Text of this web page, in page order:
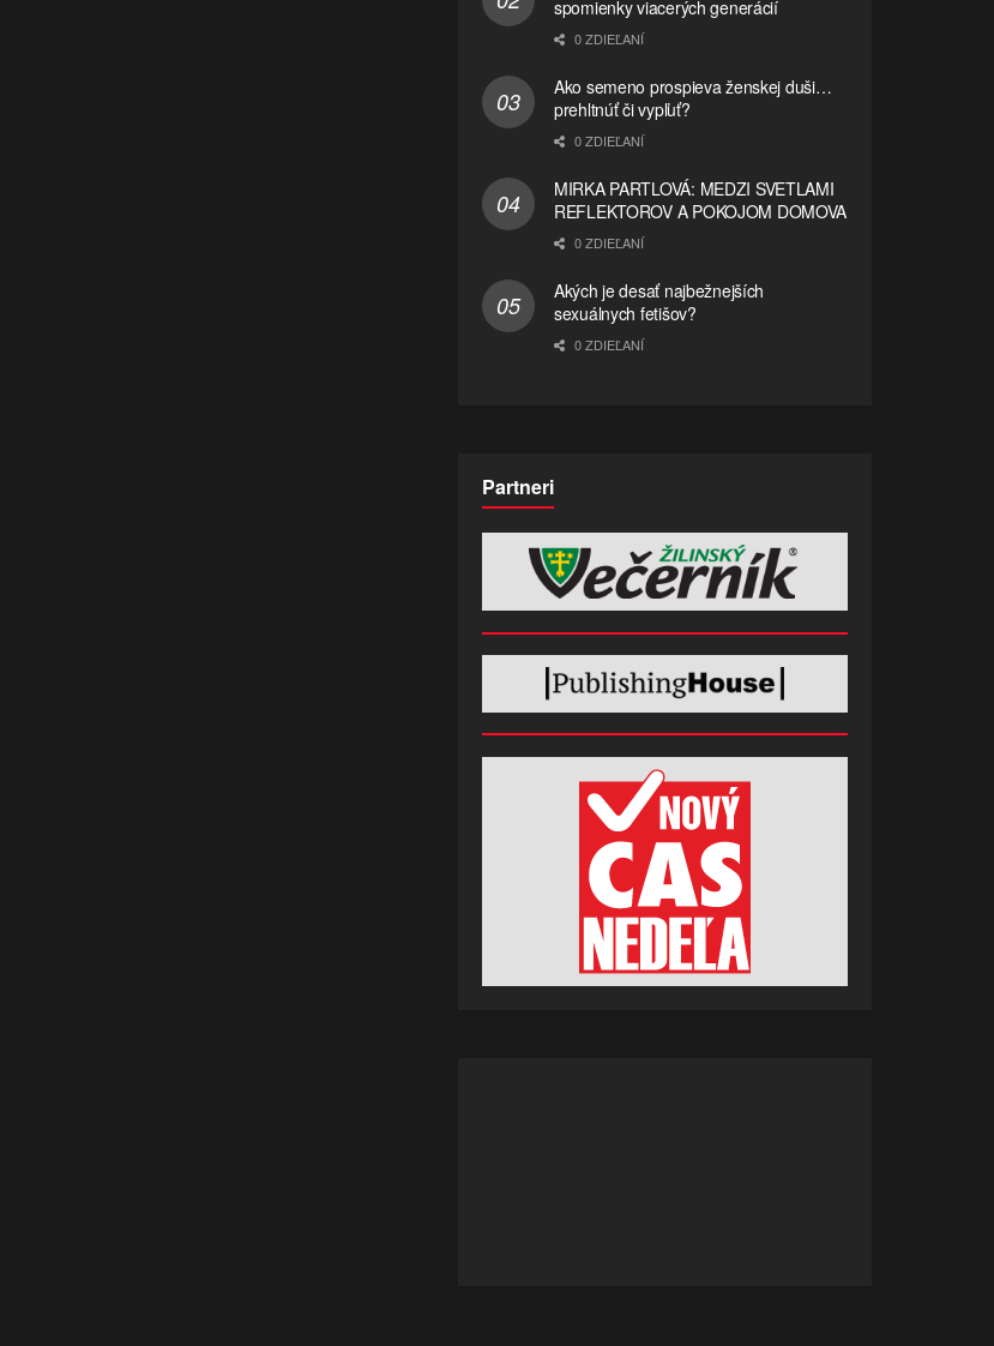
spomienky viacerých generácií
0 ZDIEĽANÍ
Ako semeno prospieva ženskej duši…
prehltnúť či vypľuť?
0 ZDIEĽANÍ
MIRKA PARTLOVÁ: MEDZI SVETLAMI
REFLEKTOROV A POKOJOM DOMOVA
0 ZDIEĽANÍ
Akých je desať najbežnejších
sexuálnych fetišov?
0 ZDIEĽANÍ
Partneri